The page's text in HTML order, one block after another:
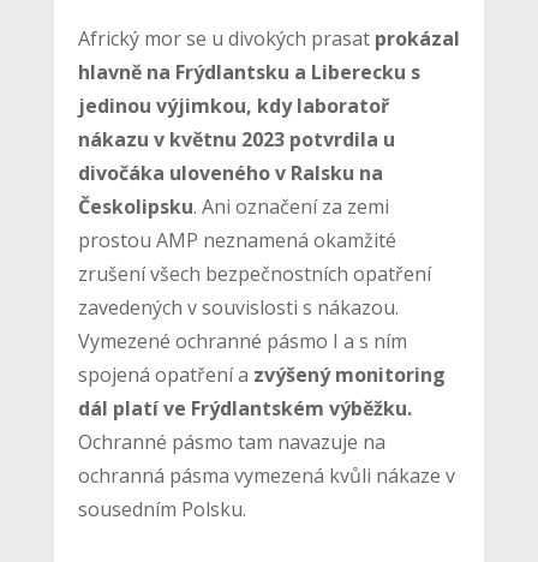
Africký mor se u divokých prasat prokázal
hlavně na Frýdlantsku a Liberecku s
jedinou výjimkou, kdy laboratoř
nákazu v květnu 2023 potvrdila u
divočáka uloveného v Ralsku na
Českolipsku. Ani označení za zemi
prostou AMP neznamená okamžité
zrušení všech bezpečnostních opatření
zavedených v souvislosti s nákazou.
Vymezené ochranné pásmo I a s ním
spojená opatření a zvýšený monitoring
dál platí ve Frýdlantském výběžku.
Ochranné pásmo tam navazuje na
ochranná pásma vymezená kvůli nákaze v
sousedním Polsku.